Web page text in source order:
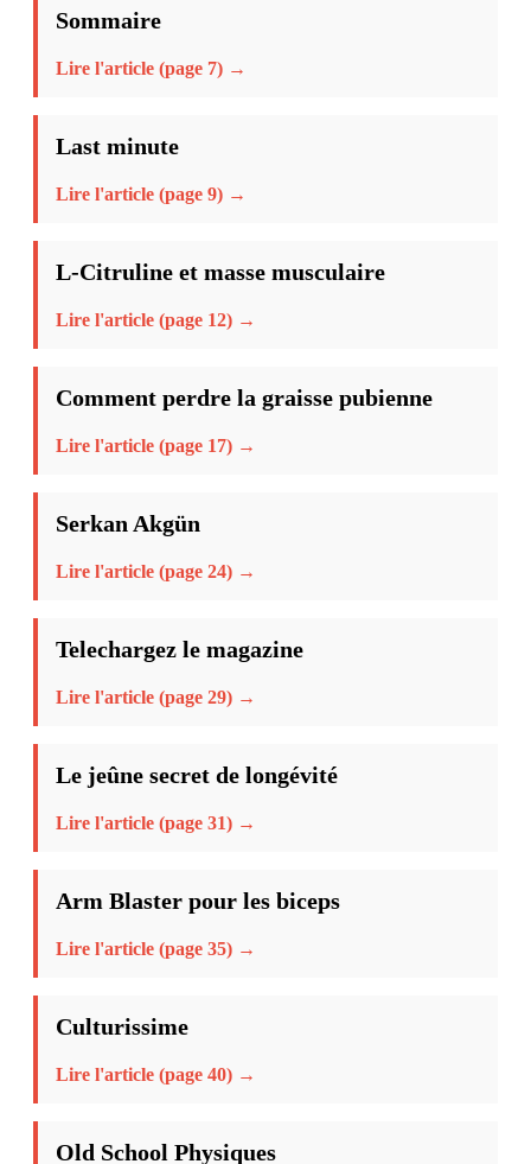
Sommaire
Lire l'article (page 7) →
Last minute
Lire l'article (page 9) →
L-Citruline et masse musculaire
Lire l'article (page 12) →
Comment perdre la graisse pubienne
Lire l'article (page 17) →
Serkan Akgün
Lire l'article (page 24) →
Telechargez le magazine
Lire l'article (page 29) →
Le jeûne secret de longévité
Lire l'article (page 31) →
Arm Blaster pour les biceps
Lire l'article (page 35) →
Culturissime
Lire l'article (page 40) →
Old School Physiques